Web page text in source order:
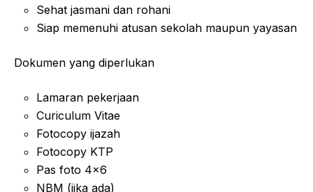
Sehat jasmani dan rohani
Siap memenuhi atusan sekolah maupun yayasan
Dokumen yang diperlukan
Lamaran pekerjaan
Curiculum Vitae
Fotocopy ijazah
Fotocopy KTP
Pas foto 4×6
NBM (jika ada)